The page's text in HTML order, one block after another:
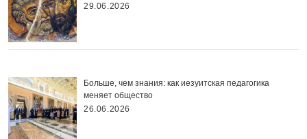
29.06.2026
Больше, чем знания: как иезуитская педагогика
меняет общество
26.06.2026